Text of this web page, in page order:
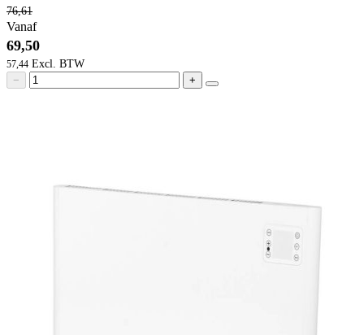
76,61
Vanaf
69,50
57,44
− +